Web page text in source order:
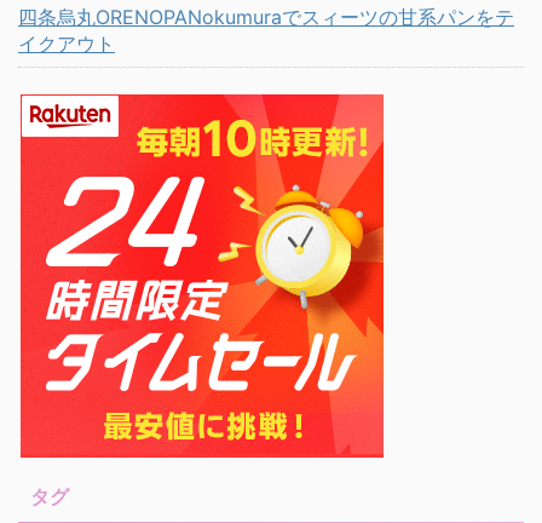
四条烏丸ORENOPANokumuraでスィーツの甘系パンをテ
イクアウト
タグ